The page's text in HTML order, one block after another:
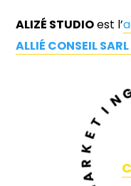
ALIZÉ STUDIOest l’
ALLIÉ CONSEIL SARL
–
M
A
R
K
E
TI